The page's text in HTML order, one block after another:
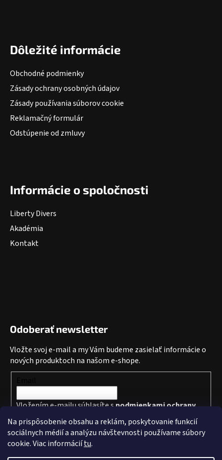
Na prispôsobenie obsahu a reklám, poskytovanie funkcií
sociálnych médií a analýzu návštevnosti používame súbory
cookie. Viac informáciítu.
Dôležité informácie
Obchodné podmienky
Zásady ochrany osobných údajov
Zásady používania súborov cookie
Reklamačný formulár
Odstúpenie od zmluvy
Informácie o spoločnosti
Liberty Divers
Akadémia
Kontakt
Odoberať newsletter
Vložte svoj e-mail a my Vám budeme zasielať informácie o
nových produktoch na našom e-shope.
Vložením e-mailu súhlasíte spodmienkami ochrany
osobných údajov
PRIHLÁSIŤ SA